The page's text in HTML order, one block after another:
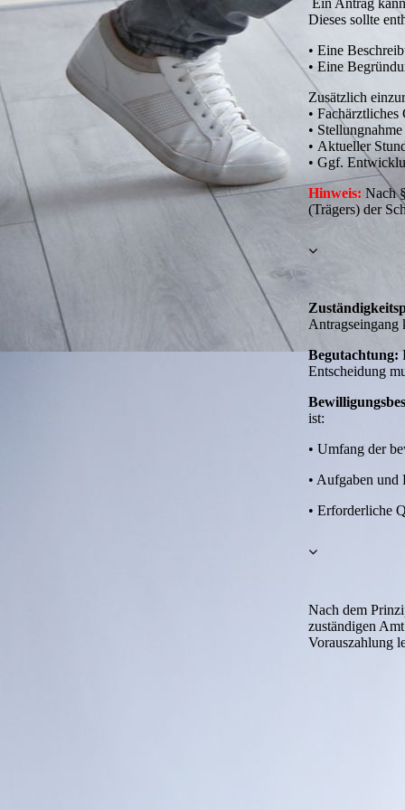
Ein Antrag
Dieses sollte
• Eine
• Eine
Zusätzlich
•
•
• Aktueller
• Ggf.
Hinweis: Nach
(Trägers) der
Antragseingang
Begutachtung:
Entscheidung
ist:
• Umfang der
• Aufgaben und
• Erforderliche
Nach dem
zuständigen
Vorauszahlung